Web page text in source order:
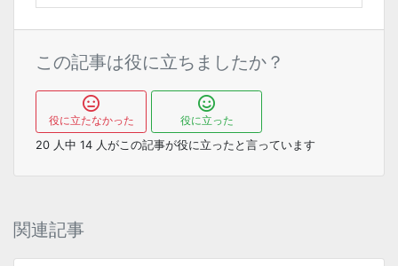
この記事は役に立ちましたか？
役に立たなかった
役に立った
20 人中 14 人がこの記事が役に立ったと言っています
関連記事